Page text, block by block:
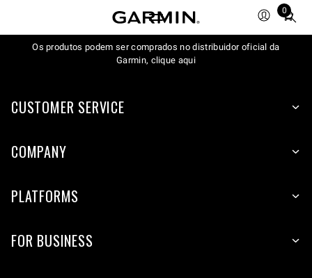
0
Total
items
in
Os produtos podem ser comprados no distribuidor oficial da
Garmin, clique aqui
CUSTOMER SERVICE
COMPANY
PLATFORMS
FOR BUSINESS